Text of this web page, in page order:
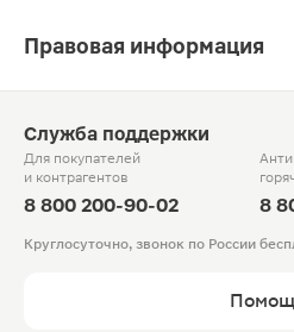
Правовая информация
Служба поддержки
Для покупателей
и контрагентов
8 800 200-90-02 8
Круглосуточно, звонок по России